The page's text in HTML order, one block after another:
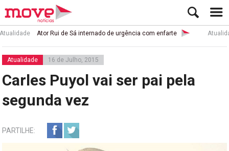
Ator Rui de Sá internado de urgência com enfarte Atualidade
Atualidade 16 de Julho, 2015
Carles Puyol vai ser pai pela
segunda vez
PARTILHE: